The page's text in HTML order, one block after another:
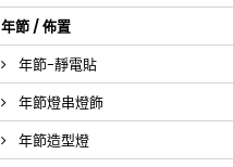
年節 / 佈置
年節-靜電貼
年節燈串燈飾
年節造型燈